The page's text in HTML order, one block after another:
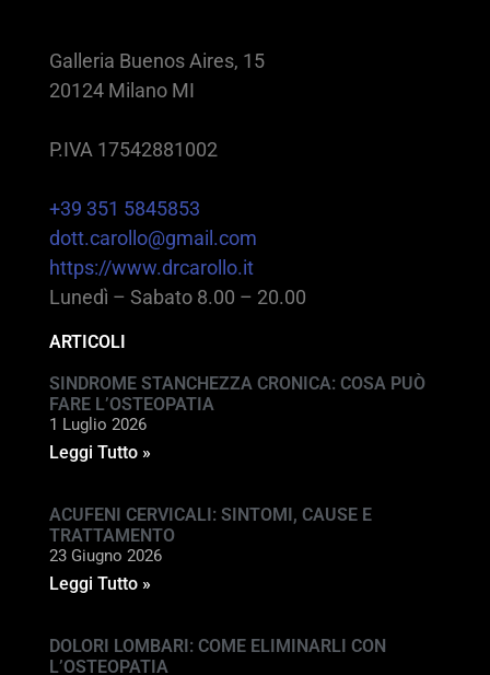
Galleria Buenos Aires, 15
20124 Milano MI
P.IVA 17542881002
+39 351 5845853
dott.carollo@gmail.com
https://www.drcarollo.it
Lunedì – Sabato 8.00 – 20.00
ARTICOLI
SINDROME STANCHEZZA CRONICA: COSA PUÒ
FARE L’OSTEOPATIA
1 Luglio 2026
Leggi Tutto »
ACUFENI CERVICALI: SINTOMI, CAUSE E
TRATTAMENTO
23 Giugno 2026
Leggi Tutto »
DOLORI LOMBARI: COME ELIMINARLI CON
L’OSTEOPATIA